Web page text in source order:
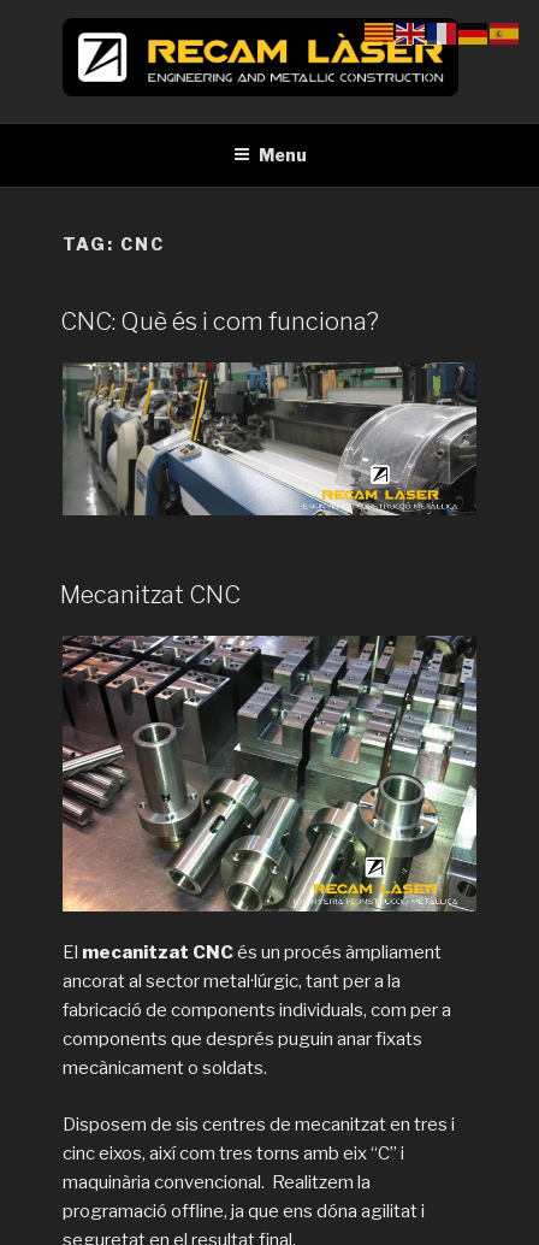
RECAM LÀSER
Menu
TAG: CNC
CNC: Què és i com funciona?
Mecanitzat CNC
El mecanitzat CNCés un procés àmpliament
ancorat al sector metal·lúrgic, tant per a la
fabricació de components individuals, com per a
components que després puguin anar fixats
mecànicament o soldats.
Disposem de sis centres de mecanitzat en tres i
cinc eixos, així com tres torns amb eix “C” i
maquinària convencional. Realitzem la
programació offline, ja que ens dóna agilitat i
seguretat en el resultat final.